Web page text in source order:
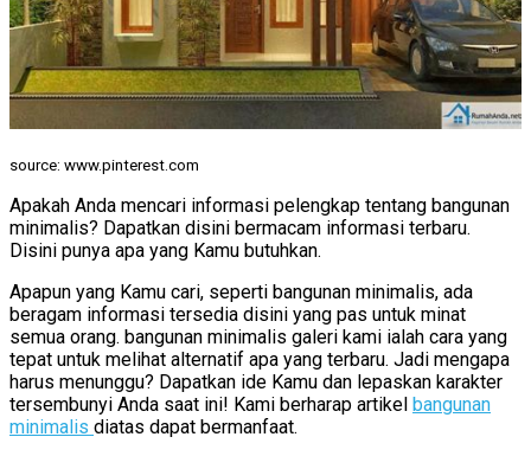
source: www.pinterest.com
Apakah Anda mencari informasi pelengkap tentang bangunan
minimalis? Dapatkan disini bermacam informasi terbaru.
Disini punya apa yang Kamu butuhkan.
Apapun yang Kamu cari, seperti bangunan minimalis, ada
beragam informasi tersedia disini yang pas untuk minat
semua orang. bangunan minimalis galeri kami ialah cara yang
tepat untuk melihat alternatif apa yang terbaru. Jadi mengapa
harus menunggu? Dapatkan ide Kamu dan lepaskan karakter
tersembunyi Anda saat ini! Kami berharap artikel bangunan
minimalis diatas dapat bermanfaat.